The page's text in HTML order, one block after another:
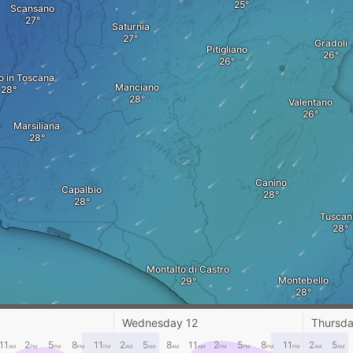
Scansano
Manciano
in Toscana
Saturnia
Marsiliana
Capalbio
Valentano
Pitigliano
Gradoli
Canino
Montebello
Montalto di Castro
Tarquinia
Wednesday 12
11 AM 2PM 5PM 8PM 11 PM 2AM 5AM 8AM 11AM 2PM 5PM 8PM 11 PM 2AM 5AM